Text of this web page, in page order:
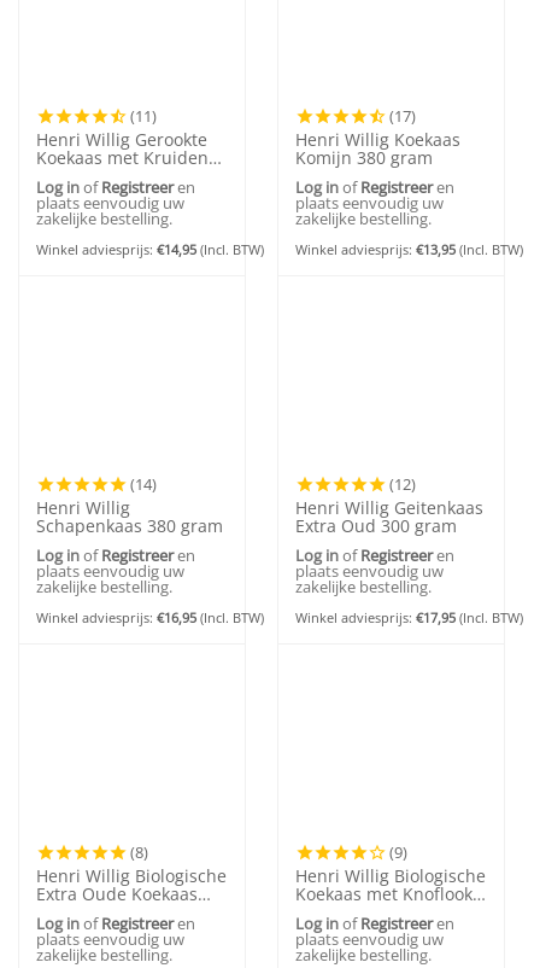
(11)
Henri Willig Gerookte
Koekaas met Kruiden
Log inofRegistreeren
plaats eenvoudig uw
zakelijke bestelling.
Winkel adviesprijs:€14,95 (Incl. BTW)
(17)
Henri Willig Koekaas
Komijn 380 gram
Log inofRegistreeren
plaats eenvoudig uw
zakelijke bestelling.
Winkel adviesprijs:€13,95 (Incl. BTW)
(14)
Henri Willig
Schapenkaas 380 gram
Log inofRegistreeren
plaats eenvoudig uw
zakelijke bestelling.
Winkel adviesprijs:€16,95 (Incl. BTW)
(12)
Henri Willig Geitenkaas
Extra Oud 300 gram
Log inofRegistreeren
plaats eenvoudig uw
zakelijke bestelling.
Winkel adviesprijs:€17,95 (Incl. BTW)
(8)
Henri Willig Biologische
Extra Oude Koekaas
Log inofRegistreeren
plaats eenvoudig uw
zakelijke bestelling.
(9)
Henri Willig Biologische
Koekaas met Knoflook
Log inofRegistreeren
plaats eenvoudig uw
zakelijke bestelling.